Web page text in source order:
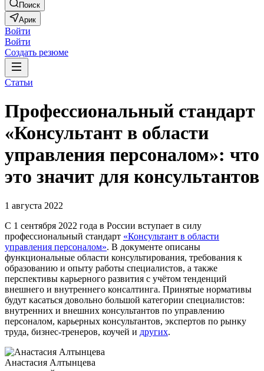
Поиск
Арик
Войти
Войти
Создать резюме
Статьи
Профессиональный стандарт
«Консультант в области
управления персоналом»: что
это значит для консультантов
1 августа 2022
С 1 сентября 2022 года в России вступает в силу
профессиональный стандарт «Консультант в области
управления персоналом». В документе описаны
функциональные области консультирования, требования к
образованию и опыту работы специалистов, а также
перспективы карьерного развития с учётом тенденций
внешнего и внутреннего консалтинга. Принятые нормативы
будут касаться довольно большой категории специалистов:
внутренних и внешних консультантов по управлению
персоналом, карьерных консультантов, экспертов по рынку
труда, бизнес-тренеров, коучей и других.
Анастасия Алтынцева